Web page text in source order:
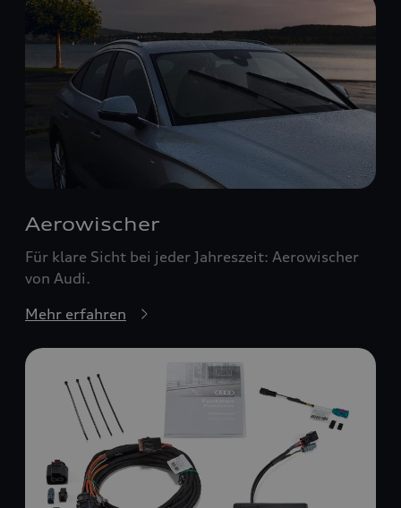
Aerowischer
Für klare Sicht bei jeder Jahreszeit: Aerowischer
von Audi.
Mehr erfahren